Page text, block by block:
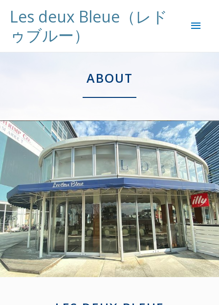
Les deux Bleue（レド
ゥブルー）
ABOUT